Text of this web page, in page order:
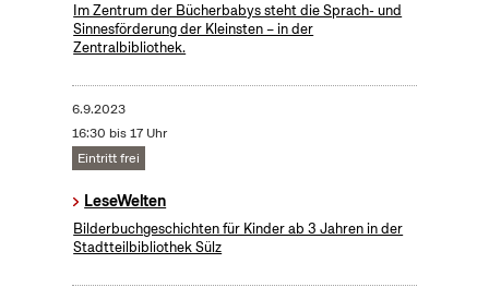
Im Zentrum der Bücherbabys steht die Sprach- und
Sinnesförderung der Kleinsten – in der
Zentralbibliothek.
6.9.2023
16:30 bis 17 Uhr
Eintritt frei
LeseWelten
Bilderbuchgeschichten für Kinder ab 3 Jahren in der
Stadtteilbibliothek Sülz